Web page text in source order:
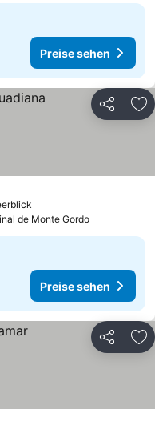
Preise sehen
Teilen
de Monte Gordo
Preise sehen
Teilen